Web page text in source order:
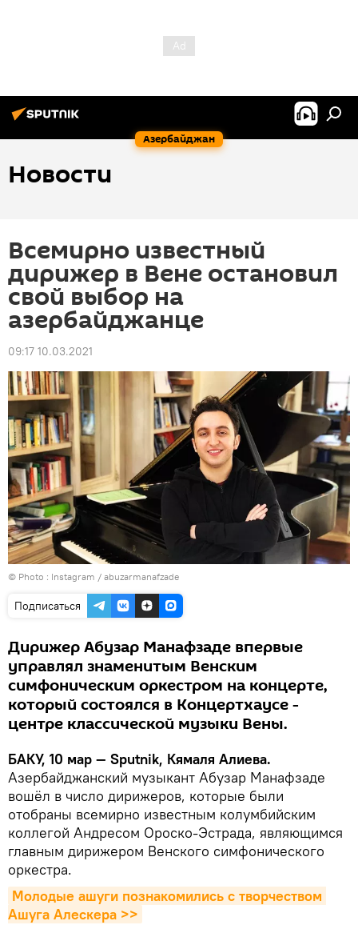
Азербайджан
Новости
Всемирно известный
дирижер в Вене остановил
свой выбор на
азербайджанце
09:17 10.03.2021
© Photo : Instagram / abuzarmanafzade
Подписаться
Дирижер Абузар Манафзаде впервые
управлял знаменитым Венским
симфоническим оркестром на концерте,
который состоялся в Концертхаусе -
центре классической музыки Вены.
БАКУ, 10 мар — Sputnik, Кямаля Алиева.
Азербайджанский музыкант Абузар Манафзаде
вошёл в число дирижеров, которые были
отобраны всемирно известным колумбийским
коллегой Андресом Ороско-Эстрада, являющимся
главным дирижером Венского симфонического
оркестра.
Молодые ашуги познакомились с творчеством
Ашуга Алескера >>